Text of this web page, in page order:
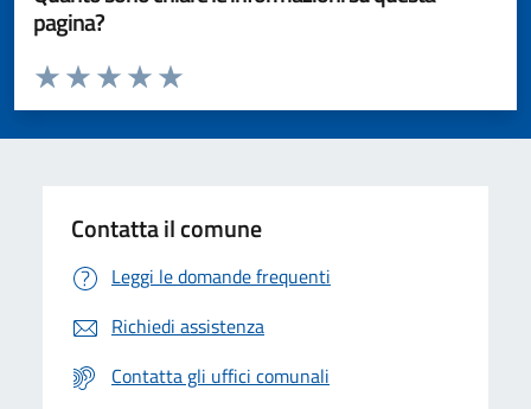
pagina?
Valuta da 1 a 5 stelle la pagina
Valuta 5 stelle su 5
Valuta 4 stelle su 5
Valuta 3 stelle su 5
Valuta 2 stelle su 5
Valuta 1 stelle su 5
Contatta il comune
Leggi le domande frequenti
Richiedi assistenza
Contatta gli uffici comunali